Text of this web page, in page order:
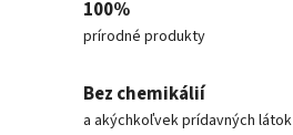
100%
prírodné produkty
Bez chemikálií
a akýchkoľvek prídavných látok